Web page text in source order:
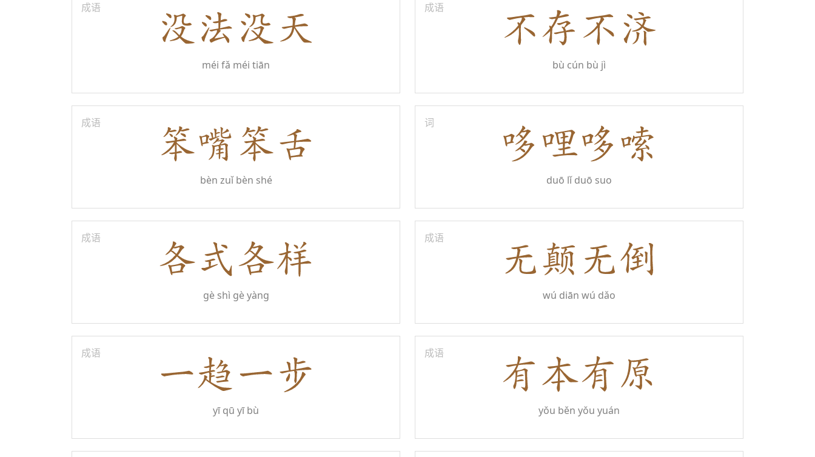
成语
méi fǎ méi tiān
成语
bù cún bù jì
成语
bèn zuǐ bèn shé
词
duō lǐ duō suo
成语
gè shì gè yàng
成语
wú diān wú dǎo
成语
yī qū yī bù
成语
yǒu běn yǒu yuán